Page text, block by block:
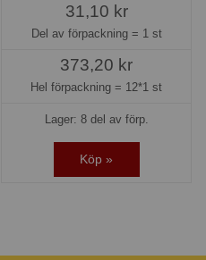
31,10 kr
Del av förpackning = 1 st
373,20 kr
Hel förpackning = 12*1 st
Lager: 8 del av förp.
Köp »